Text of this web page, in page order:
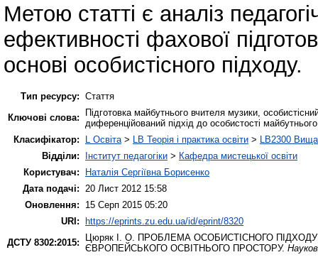
Метою статті є аналіз
ефективності фахової
основі особистісного підходу.
Тип ресурсу: Стаття
Ключові слова:
Підготовка майбутнього вчителя музики,
диференційований підхід до особистості
Класифікатор:
L Освіта > LB Теорія і практика освіти > LB2300 Вища
Відділи:
Інститут педагогіки > Кафедра мистецької освіти
Користувач:
Наталія Сергіївна Борисенко
Дата подачі:
20 Лист 2012 15:58
Оновлення:
15 Серп 2015 05:20
URI: https://eprints.zu.edu.ua/id/eprint/8320
ДСТУ 8302:2015:
Цюряк І. О. ПРОБЛЕМА ОСОБИСТІСНОГО
ЄВРОПЕЙСЬКОГО ОСВІТНЬОГО ПРОСТОРУ.